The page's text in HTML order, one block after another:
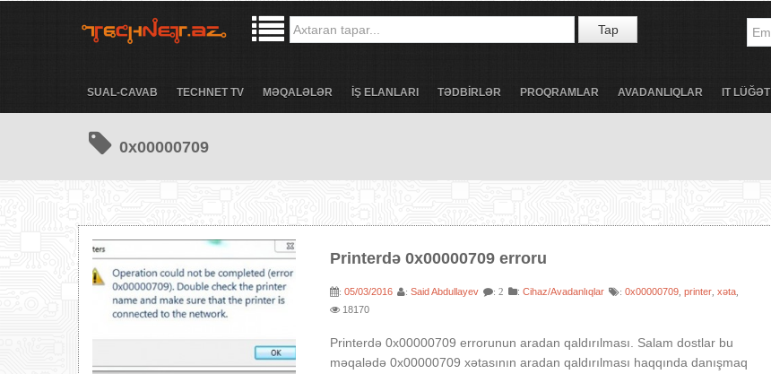
Tap
SUAL-CAVAB TECHNET TV MƏQALƏLƏR İŞ ELANLARI TƏDBİRLƏR PROQRAMLAR AVADANLIQLAR IT LÜĞƏT
0x00000709
Printerdə 0x00000709 erroru
:05/03/2016 :Said Abdullayev : 2 :Cihaz/Avadanlıqlar :0x00000709 ,printer ,xəta
18170
Printerdə 0x00000709 errorunun aradan qaldırılması. Salam dostlar bu
məqalədə 0x00000709 xətasının aradan qaldırılması haqqında danışmaq